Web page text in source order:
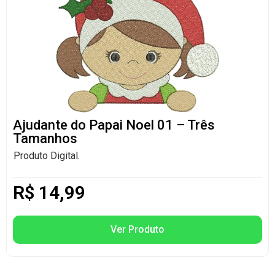
Ajudante do Papai Noel 01 – Três
Tamanhos
Produto Digital.
R$ 14,99
Ver Produto